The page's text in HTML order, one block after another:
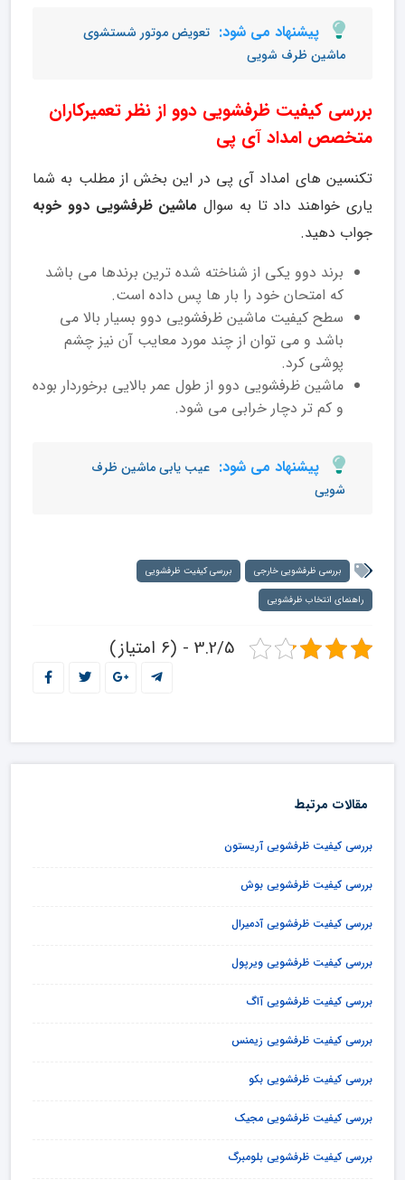
پیشنهاد می شود: تعویض موتور شستشوی
ماشین ظرف شویی
بررسی کیفیت ظرفشویی دوو از نظر تعمیرکاران
متخصص امداد آی پی
تکنسین های امداد آی پی در این بخش از مطلب به شما
یاری خواهند داد تا به سوال ماشین ظرفشویی دوو خوبه
جواب دهید.
برند دوو یکی از شناخته شده ترین برندها می باشد
که امتحان خود را بار ها پس داده است.
سطح کیفیت ماشین ظرفشویی دوو بسیار بالا می
باشد و می توان از چند مورد معایب آن نیز چشم
پوشی کرد.
ماشین ظرفشویی دوو از طول عمر بالایی برخوردار بوده
و کم تر دچار خرابی می شود.
پیشنهاد می شود: عیب یابی ماشین ظرف
شویی
بررسی ظرفشویی خارجی بررسی کیفیت ظرفشویی
راهنمای انتخاب ظرفشویی
3.2/5 - (6 امتیاز)
مقالات مرتبط
بررسی کیفیت ظرفشویی آریستون
بررسی کیفیت ظرفشویی بوش
بررسی کیفیت ظرفشویی آدمیرال
بررسی کیفیت ظرفشویی ویرپول
بررسی کیفیت ظرفشویی آاگ
بررسی کیفیت ظرفشویی زیمنس
بررسی کیفیت ظرفشویی بکو
بررسی کیفیت ظرفشویی مجیک
بررسی کیفیت ظرفشویی بلومبرگ